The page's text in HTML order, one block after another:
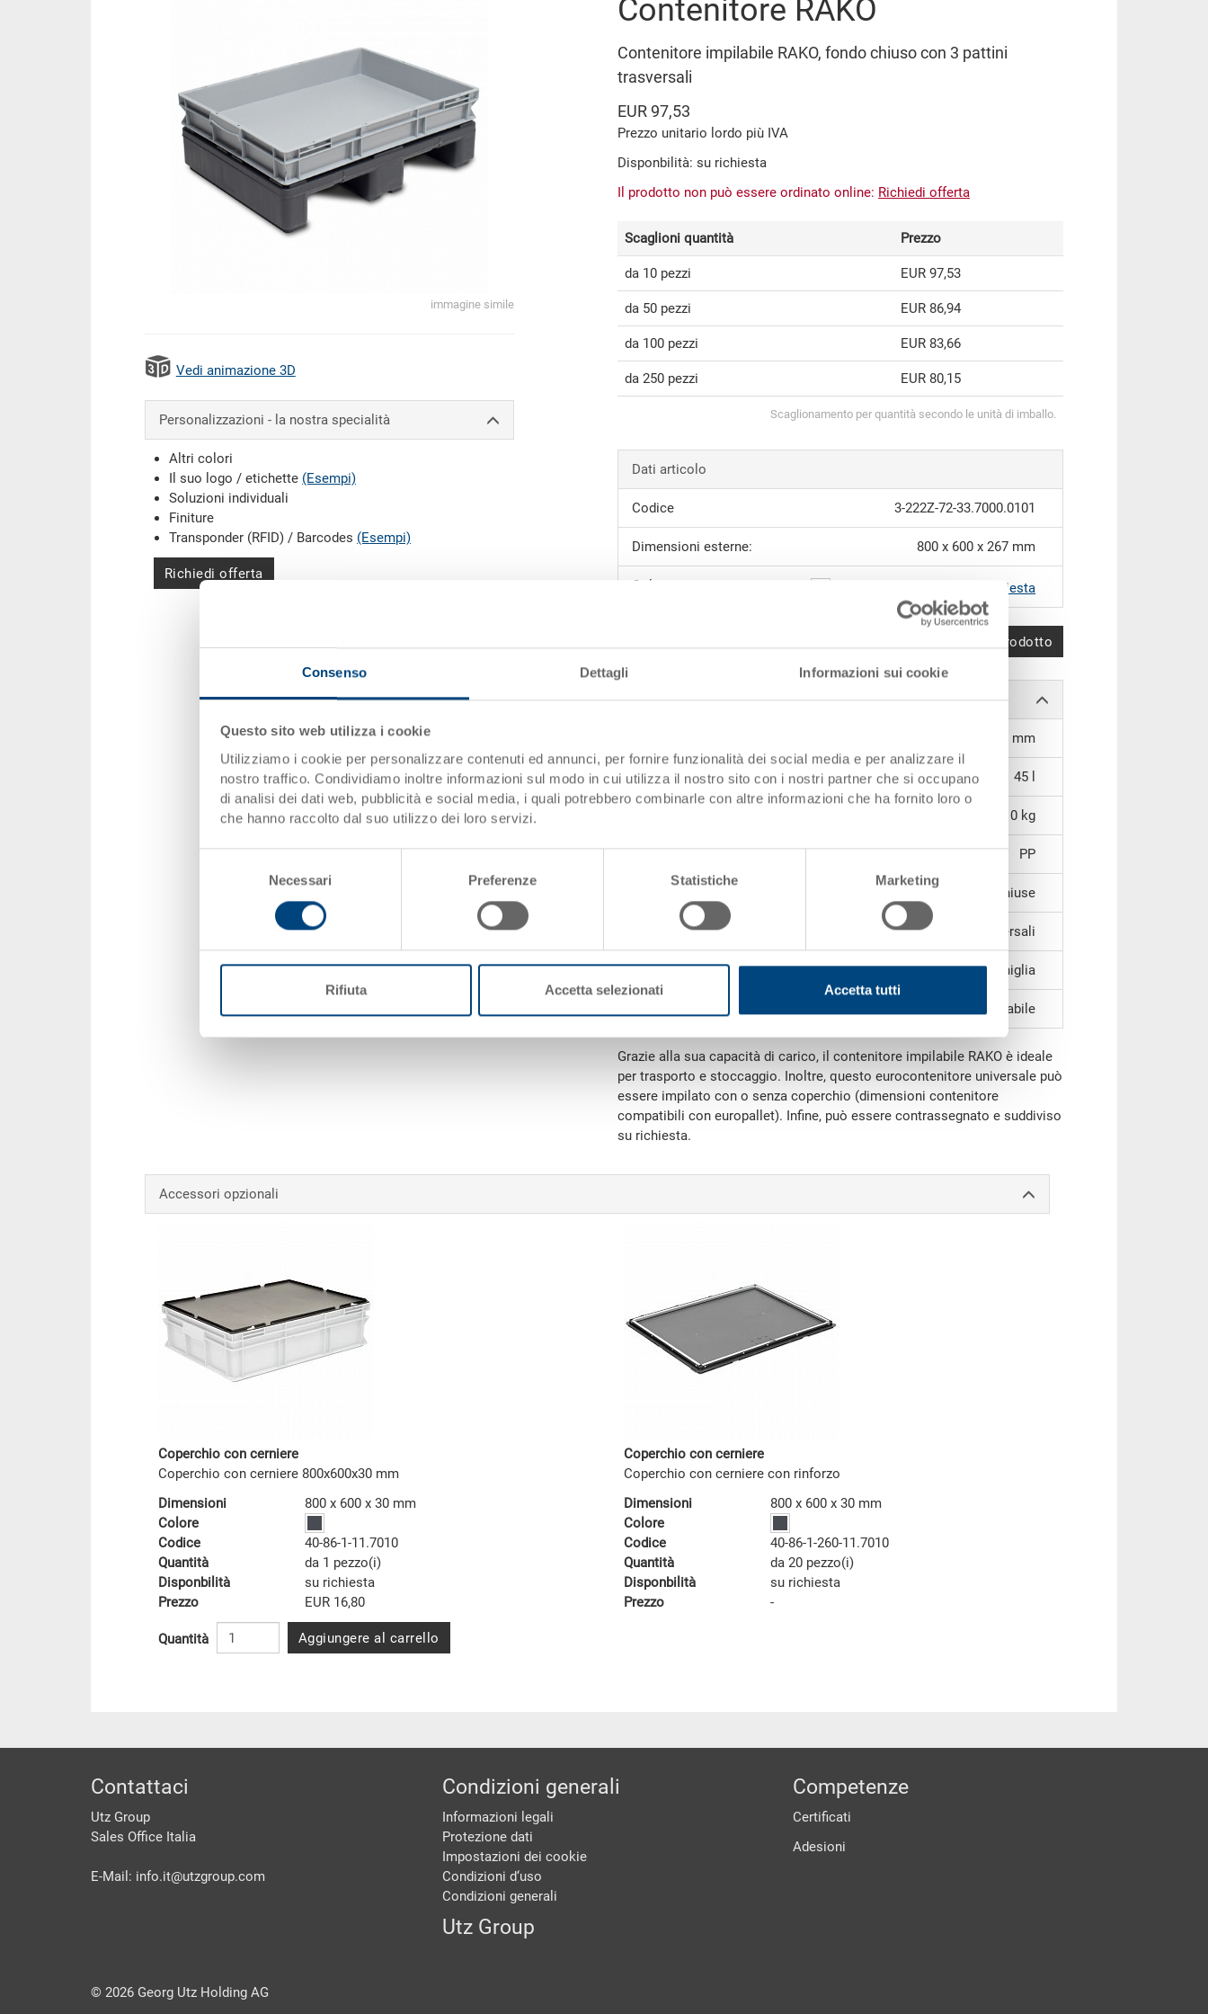
Consenso Dettagli Informazioni sui cookie
Questo sito web utilizza i cookie
Utilizziamo i cookie per personalizzare contenuti ed annunci, per fornire funzionalità dei social media e per analizzare il
nostro traffico. Condividiamo inoltre informazioni sul modo in cui utilizza il nostro sito con i nostri partner che si occupano
di analisi dei dati web, pubblicità e social media, i quali potrebbero combinarle con altre informazioni che ha fornito loro o
che hanno raccolto dal suo utilizzo dei loro servizi.
Necessari Preferenze Statistiche Marketing
Rifiuta Accetta selezionati Accetta tutti
immagine simile
Vedi animazione 3D
Personalizzazioni - la nostra specialità
Altri colori
Il suo logo / etichette (Esempi)
Soluzioni individuali
Finiture
Transponder (RFID) / Barcodes (Esempi)
Richiedi offerta
Contenitore RAKO
Contenitore impilabile RAKO, fondo chiuso con 3 pattini
trasversali
EUR 97,53
Prezzo unitario lordo più IVA
Disponbilità: su richiesta
Il prodotto non può essere ordinato online: Richiedi offerta
Scaglioni quantità Prezzo
da 10 pezzi EUR 97,53
da 50 pezzi EUR 86,94
da 100 pezzi EUR 83,66
da 250 pezzi EUR 80,15
Scaglionamento per quantità secondo le unità di imballo.
Dati articolo
Codice 3-222Z-72-33.7000.0101
Dimensioni esterne: 800 x 600 x 267 mm
Colore: Altri colori su richiesta
Confronta prodotto
Dati tecnici
750 x 550 x 99 mm
Volume 45 l
9,10 kg
Materiale PP
chiuse
fondo chiuso con 3 pattini trasversali
Impugnature 2 impugnature a conchiglia
impilabile
Grazie alla sua capacità di carico, il contenitore impilabile RAKO è ideale
per trasporto e stoccaggio. Inoltre, questo eurocontenitore universale può
essere impilato con o senza coperchio (dimensioni contenitore
compatibili con europallet). Infine, può essere contrassegnato e suddiviso
su richiesta.
Accessori opzionali
Coperchio con cerniere
Coperchio con cerniere 800x600x30 mm
Dimensioni
800 x 600 x 30 mm
Colore
Codice
40-86-1-11.7010
Quantità
da 1 pezzo(i)
Disponbilità
su richiesta
Prezzo
EUR 16,80
Quantità Aggiungere al carrello
Coperchio con cerniere
Coperchio con cerniere con rinforzo
Dimensioni
800 x 600 x 30 mm
Colore
Codice
40-86-1-260-11.7010
Quantità
da 20 pezzo(i)
Disponbilità
su richiesta
Prezzo
-
piè di pagine
Contattaci
Utz Group
Sales Office Italia
E-Mail: info.it@utzgroup.com
Condizioni generali
Informazioni legali
Protezione dati
Impostazioni dei cookie
Condizioni d‘uso
Condizioni generali
Utz Group
Competenze
Certificati
Adesioni
© 2026Georg Utz Holding AG